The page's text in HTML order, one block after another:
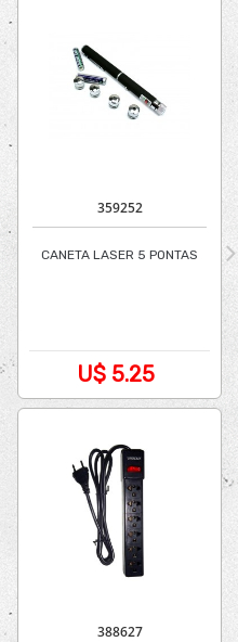
359252
CANETA LASER 5 PONTAS
U$ 5.25
388627